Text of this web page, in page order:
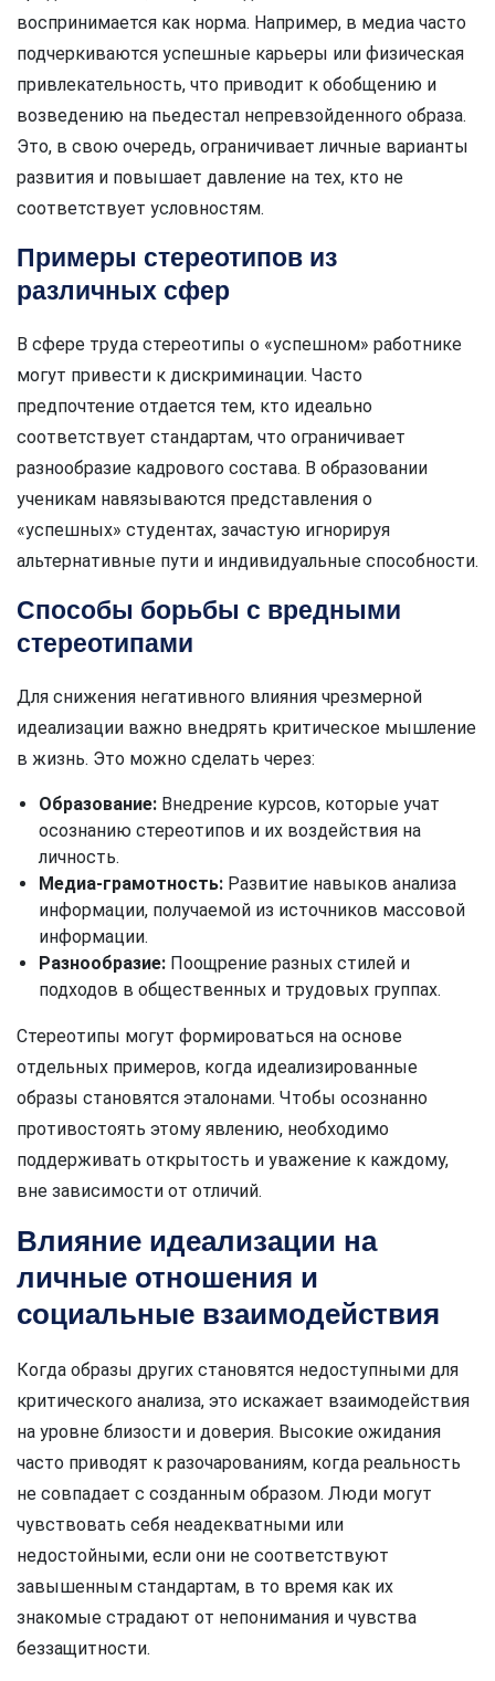
воспринимается как норма. Например, в медиа часто
подчеркиваются успешные карьеры или физическая
привлекательность, что приводит к обобщению и
возведению на пьедестал непревзойденного образа.
Это, в свою очередь, ограничивает личные варианты
развития и повышает давление на тех, кто не
соответствует условностям.
Примеры стереотипов из
различных сфер
В сфере труда стереотипы о «успешном» работнике
могут привести к дискриминации. Часто
предпочтение отдается тем, кто идеально
соответствует стандартам, что ограничивает
разнообразие кадрового состава. В образовании
ученикам навязываются представления о
«успешных» студентах, зачастую игнорируя
альтернативные пути и индивидуальные способности.
Способы борьбы с вредными
стереотипами
Для снижения негативного влияния чрезмерной
идеализации важно внедрять критическое мышление
в жизнь. Это можно сделать через:
Образование: Внедрение курсов, которые учат
осознанию стереотипов и их воздействия на
личность.
Медиа-грамотность: Развитие навыков анализа
информации, получаемой из источников массовой
информации.
Разнообразие: Поощрение разных стилей и
подходов в общественных и трудовых группах.
Стереотипы могут формироваться на основе
отдельных примеров, когда идеализированные
образы становятся эталонами. Чтобы осознанно
противостоять этому явлению, необходимо
поддерживать открытость и уважение к каждому,
вне зависимости от отличий.
Влияние идеализации на
личные отношения и
социальные взаимодействия
Когда образы других становятся недоступными для
критического анализа, это искажает взаимодействия
на уровне близости и доверия. Высокие ожидания
часто приводят к разочарованиям, когда реальность
не совпадает с созданным образом. Люди могут
чувствовать себя неадекватными или
недостойными, если они не соответствуют
завышенным стандартам, в то время как их
знакомые страдают от непонимания и чувства
беззащитности.